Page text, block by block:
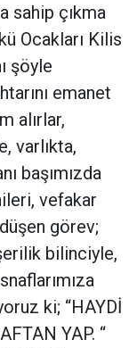
sahip çıkma
Ocakları Kilis
şöyle
emanet
alırlar,
varlıkta,
başımızda
vefakar
görev;
bilinciyle,
ki; “HAYDİ
YAP. “